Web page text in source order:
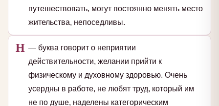
путешествовать, могут постоянно менять место
жительства, непоседливы.
Н — буква говорит о неприятии
действительности, желании прийти к
физическому и духовному здоровью. Очень
усердны в работе, не любят труд, который им
не по душе, наделены категорическим